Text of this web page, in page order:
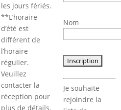
les jours fériés.
**L’horaire
d’été est
différent de
l’horaire
régulier.
Veuillez
contacter la
réception pour
plus de détails.
Nom
Constant
Contact
Use.
Je souhaite
rejoindre la